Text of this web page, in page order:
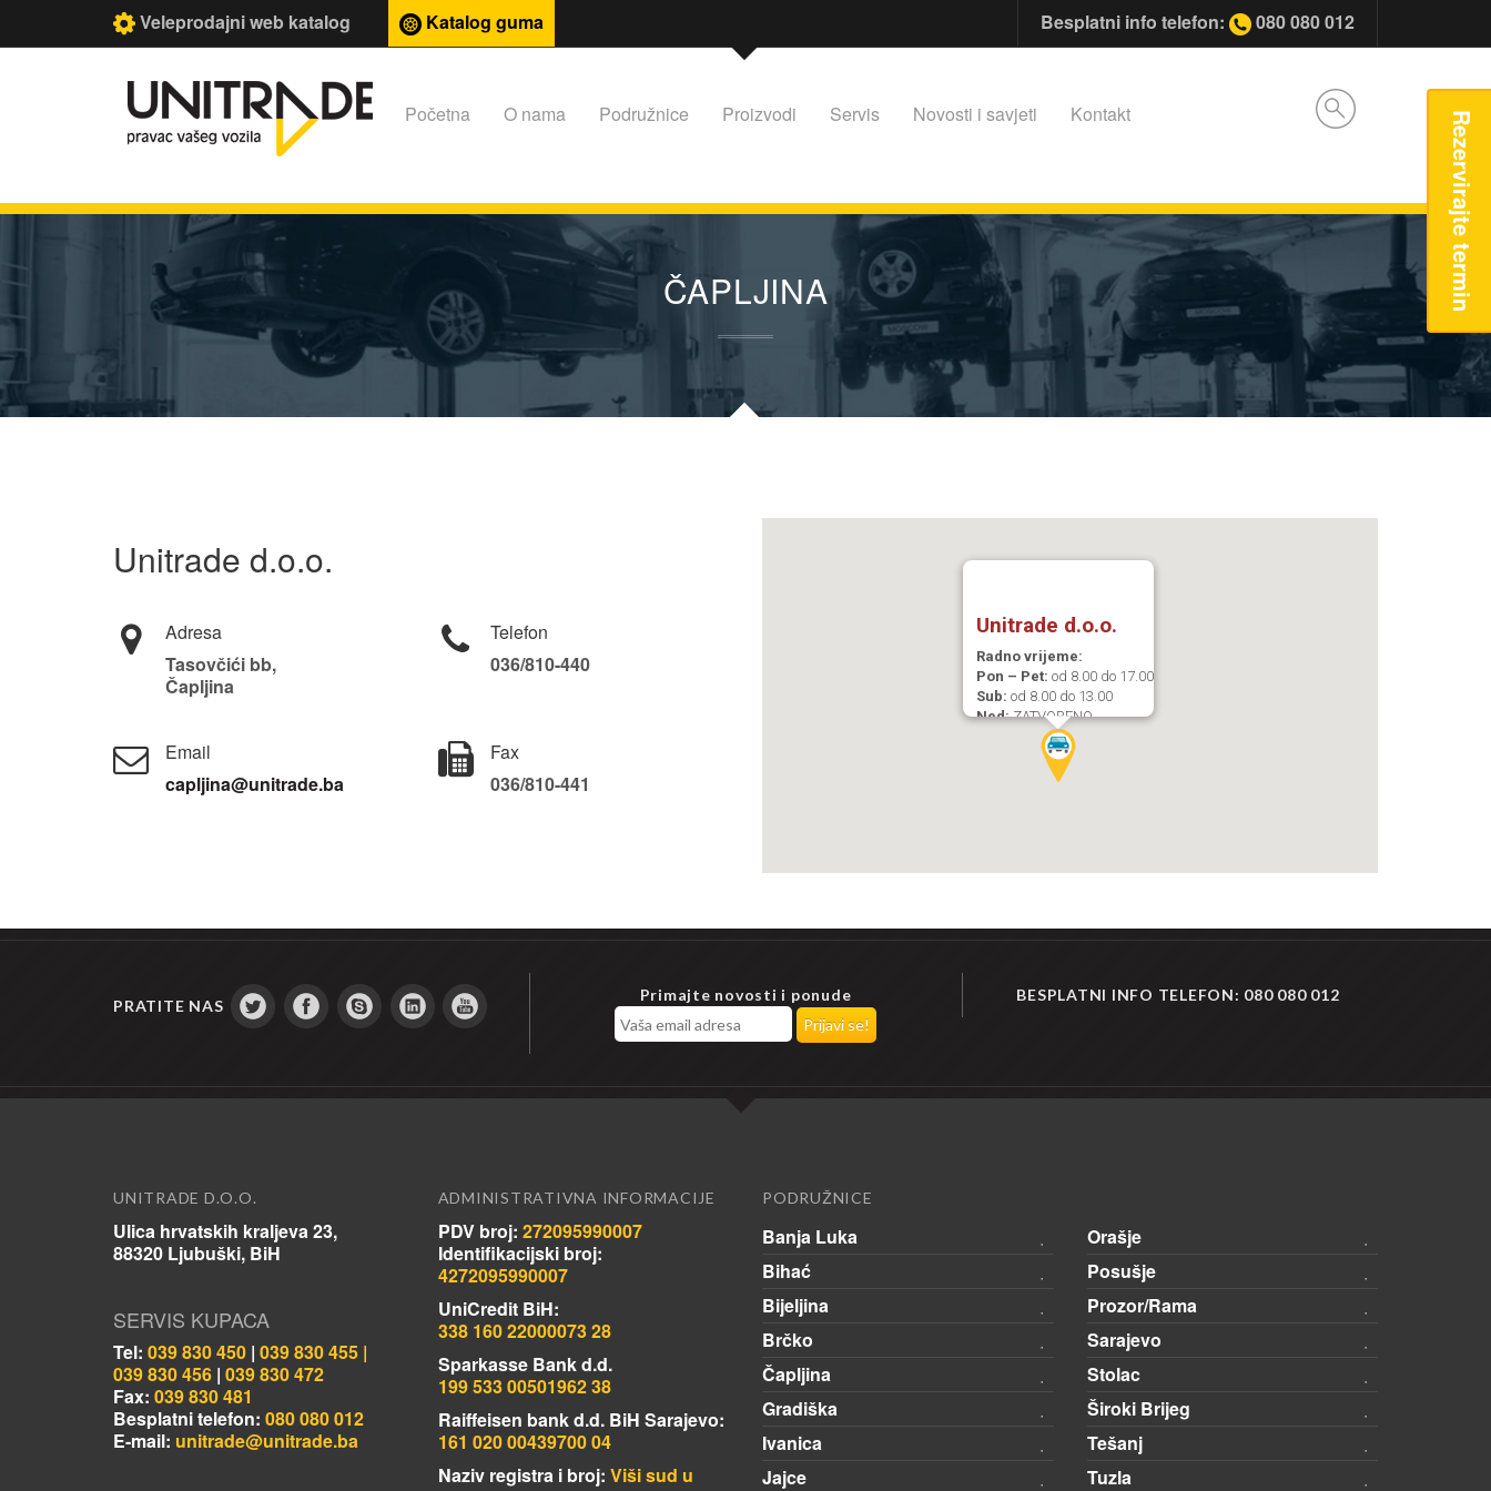
Veleprodajni web katalog Katalog guma Besplatni info telefon: 080 080 012
Početna O nama Podružnice Proizvodi Servis Novosti i savjeti Kontakt
ČAPLJINA
Unitrade d.o.o.
Adresa
Tasovčići bb,
Čapljina
Telefon
036/810-440
Email
capljina@unitrade.ba
Fax
036/810-441
Unitrade d.o.o.
Radno vrijeme:
Pon – Pet: od 8.00 do 17.00
Sub: od 8.00 do 13.00
Ned:ZATVORENO
PRATITE NAS
Primajte novosti i ponude BESPLATNI INFO TELEFON: 080 080 012
UNITRADE D.O.O.
Ulica hrvatskih kraljeva 23,
88320 Ljubuški, BiH
SERVIS KUPACA
Tel: 039 830 450 | 039 830 455 |
039 830 456 | 039 830 472
Fax: 039 830 481
Besplatni telefon: 080 080 012
E-mail: unitrade@unitrade.ba
ADMINISTRATIVNA INFORMACIJE
PDV broj: 272095990007
Identifikacijski broj:
4272095990007
UniCredit BiH:
338 160 22000073 28
Sparkasse Bank d.d.
199 533 00501962 38
Raiffeisen bank d.d. BiH Sarajevo:
161 020 00439700 04
Naziv registra i broj: Viši sud u
PODRUŽNICE
Banja Luka
Bihać
Bijeljina
Brčko
Čapljina
Gradiška
Ivanica
Jajce
Orašje
Posušje
Prozor/Rama
Sarajevo
Stolac
Široki Brijeg
Tešanj
Tuzla
Rezervirajte termin